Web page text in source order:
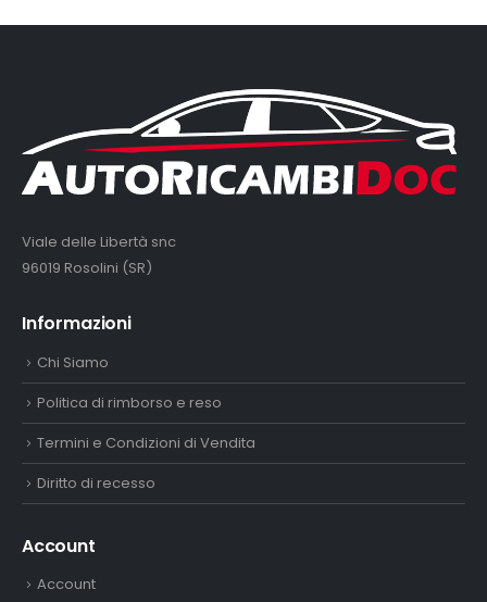
Viale delle Libertà snc
96019 Rosolini (SR)
Informazioni
Chi Siamo
Politica di rimborso e reso
Termini e Condizioni di Vendita
Diritto di recesso
Account
Account